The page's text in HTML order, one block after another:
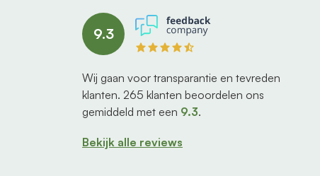
9.3
Wij gaan voor transparantie en tevreden
klanten. 265 klanten beoordelen ons
gemiddeld met een 9.3.
Bekijk alle reviews